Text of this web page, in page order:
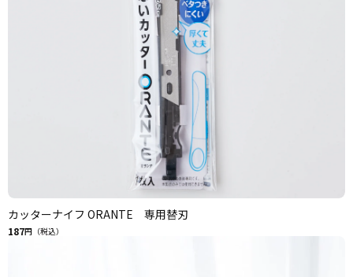
カッターナイフ ORANTE 専用替刃
187円（税込）